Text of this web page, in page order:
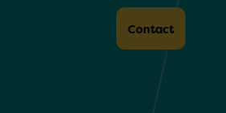
Contact